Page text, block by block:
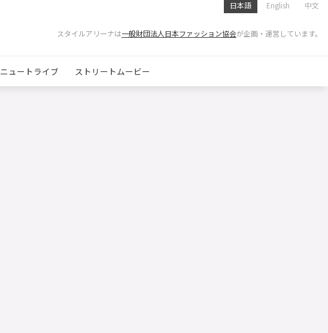
日本語 English 中文
スタイルアリーナは一般財団法人日本ファッション協会が企画・運営しています。
ニュートライブ ストリートムービー